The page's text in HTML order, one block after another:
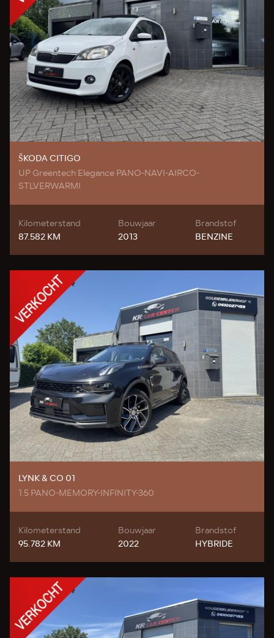
ŠKODA CITIGO
UP Greentech Elegance PANO-NAVI-AIRCO-
STLVERWARMI
Kilometerstand
87.582 KM
Bouwjaar
2013
Brandstof
BENZINE
LYNK & CO 01
1.5 PANO-MEMORY-INFINITY-360
Kilometerstand
95.782 KM
Bouwjaar
2022
Brandstof
HYBRIDE